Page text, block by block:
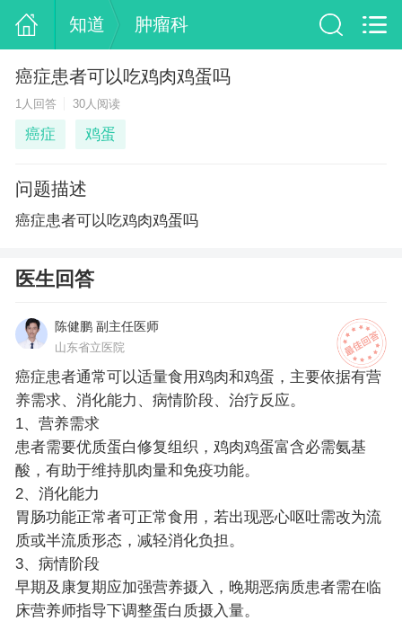
知道 肿瘤科
癌症患者可以吃鸡肉鸡蛋吗
1人回答 30人阅读
癌症 鸡蛋
问题描述
癌症患者可以吃鸡肉鸡蛋吗
医生回答
陈健鹏 副主任医师
山东省立医院
癌症患者通常可以适量食用鸡肉和鸡蛋，主要依据有营
养需求、消化能力、病情阶段、治疗反应。
1、营养需求
患者需要优质蛋白修复组织，鸡肉鸡蛋富含必需氨基
酸，有助于维持肌肉量和免疫功能。
2、消化能力
胃肠功能正常者可正常食用，若出现恶心呕吐需改为流
质或半流质形态，减轻消化负担。
3、病情阶段
早期及康复期应加强营养摄入，晚期恶病质患者需在临
床营养师指导下调整蛋白质摄入量。